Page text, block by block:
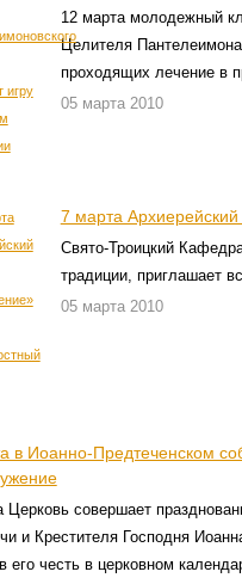
12 марта молодежный
Целителя
проходящих лечение в
05 марта 2010
7 марта
Свято-Троицкий
традиции, приглашает
05 марта 2010
в Иоанно-Предтеченском
Церковь совершает
и Крестителя Господня
его честь в церковном